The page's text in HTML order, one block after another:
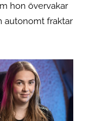
hon övervakar
autonomt fraktar